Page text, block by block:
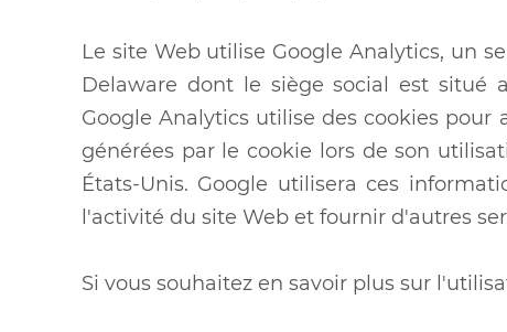
Le site Web utilise Google Analytics, un
Delaware dont le siège social est situé
Google Analytics utilise des cookies
générées par le cookie lors de son
États-Unis. Google utilisera ces
l'activité du site Web et fournir d'autres
Si vous souhaitez en savoir plus sur